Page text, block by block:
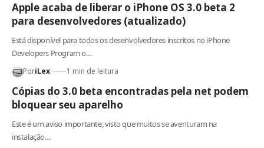
Apple acaba de liberar o iPhone OS 3.0 beta 2
para desenvolvedores (atualizado)
Está disponível para todos os desenvolvedores inscritos no iPhone
Developers Program o…
PoriLex 1 min de leitura
Cópias do 3.0 beta encontradas pela net podem
bloquear seu aparelho
Este é um aviso importante, visto que muitos se aventuram na
instalação…